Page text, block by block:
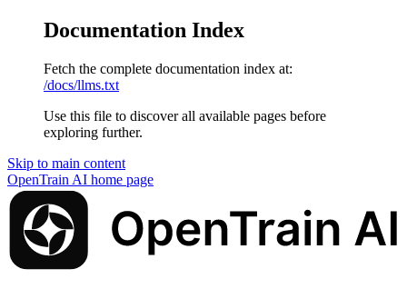
Documentation Index
Fetch the complete documentation index at:
/docs/llms.txt
Use this file to discover all available pages before
exploring further.
Skip to main content
OpenTrain AI home page